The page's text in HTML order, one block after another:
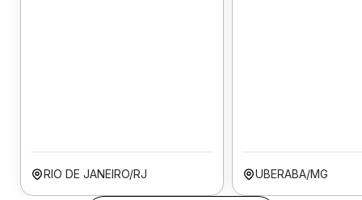
RIO DE JANEIRO/RJ UBERABA/MG